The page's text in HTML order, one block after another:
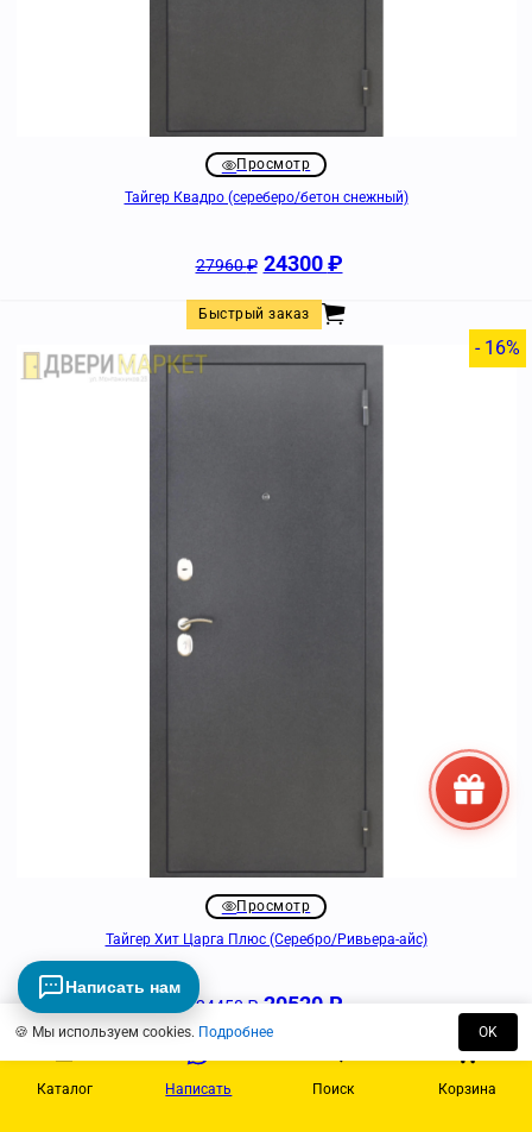
Просмотр
Тайгер Квадро (сереберо/бетон снежный)
27960₽ 24300₽
Быстрый заказ
- 16%
Просмотр
Тайгер Хит Царга Плюс (Серебро/Ривьера-айс)
24450 ₽ 20520₽
- 21%
Каталог Написать Поиск Корзина
🍪 Мы используем cookies. Подробнее OK
Написать нам